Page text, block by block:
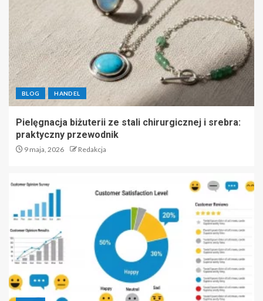
BLOG HANDEL
Pielęgnacja biżuterii ze stali chirurgicznej i srebra:
praktyczny przewodnik
9 maja, 2026 Redakcja